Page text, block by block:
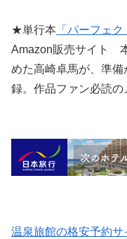
★単行本 「パーフェ
Amazon販売サイト
めた高崎卓馬が、準
録。作品ファン必読の
温泉旅館の格安予約サ